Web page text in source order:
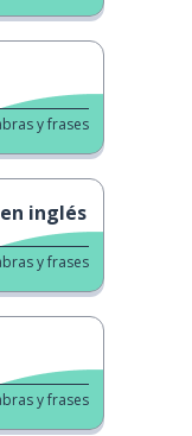
y frases
inglés
y frases
y frases